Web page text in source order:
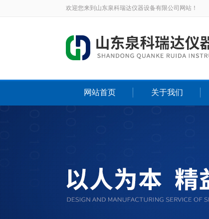
欢迎您来到山东泉科瑞达仪器设备有限公司网站！
网站首页 关于我们